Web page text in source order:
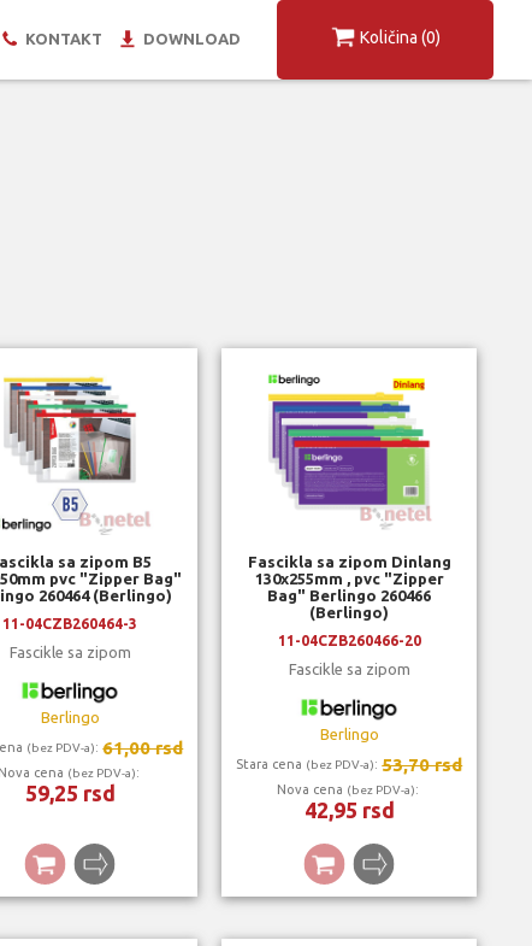
Količina (0)
KONTAKT DOWNLOAD
sa zipom B5
pvc "Zipper Bag"
260464 (Berlingo)
11-04CZB260464-3
Fascikle sa zipom
Berlingo
(bez PDV-a): 61,00 rsd
Nova cena (bez PDV-a):
59,25 rsd
Fascikla sa zipom Dinlang
130x255mm , pvc "Zipper
Bag" Berlingo 260466
(Berlingo)
11-04CZB260466-20
Fascikle sa zipom
Berlingo
Stara cena (bez PDV-a): 53,70 rsd
Nova cena (bez PDV-a):
42,95 rsd